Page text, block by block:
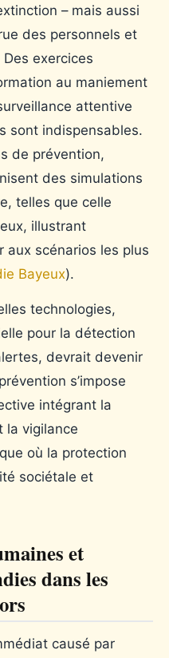
– mais aussi
des personnels et
exercices
au maniement
attentive
sont indispensables.
de prévention,
des simulations
telles que celle
illustrant
aux scénarios les plus
Bayeux).
technologies,
pour la détection
devrait devenir
s’impose
intégrant la
la vigilance
où la protection
sociétale et
et
dans les
causé par